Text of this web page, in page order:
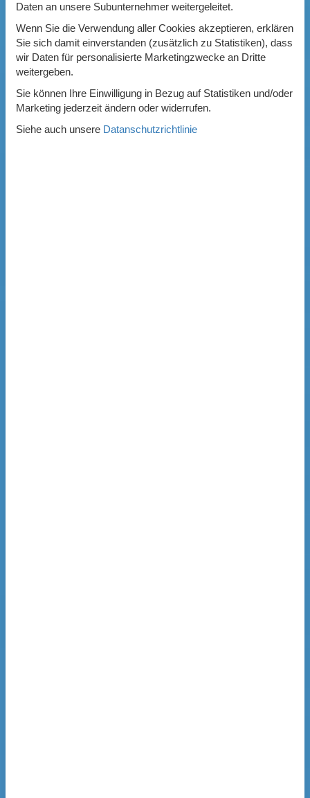
Daten an unsere Subunternehmer weitergeleitet.
Wenn Sie die Verwendung aller Cookies akzeptieren, erklären
Sie sich damit einverstanden (zusätzlich zu Statistiken), dass
wir Daten für personalisierte Marketingzwecke an Dritte
weitergeben.
Sie können Ihre Einwilligung in Bezug auf Statistiken und/oder
Marketing jederzeit ändern oder widerrufen.
Siehe auch unsere Datanschutzrichtlinie